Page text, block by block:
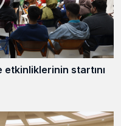
etkinliklerinin startını